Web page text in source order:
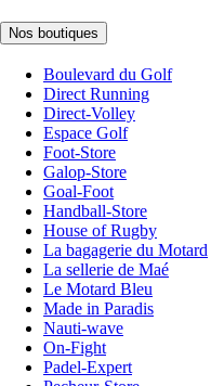
Nos boutiques
Boulevard du Golf
Direct Running
Direct-Volley
Espace Golf
Foot-Store
Galop-Store
Goal-Foot
Handball-Store
House of Rugby
La bagagerie du Motard
La sellerie de Maé
Le Motard Bleu
Made in Paradis
Nauti-wave
On-Fight
Padel-Expert